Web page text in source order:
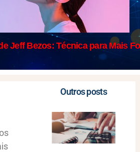
Jeff Bezos: Técnica para Mais
Outros posts